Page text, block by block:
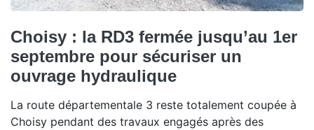
Choisy : la RD3 fermée jusqu’au 1er
septembre pour sécuriser un
ouvrage hydraulique
La route départementale 3 reste totalement coupée à
Choisy pendant des travaux engagés après des